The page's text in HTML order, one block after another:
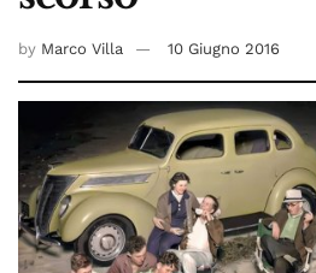
by Marco Villa 10 Giugno 2016